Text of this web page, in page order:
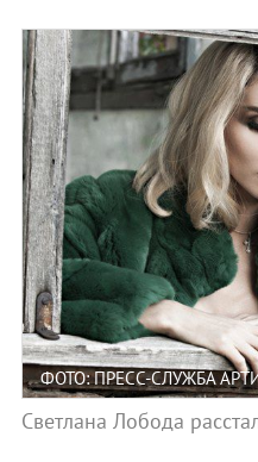
ФОТО: ПРЕСС-СЛУЖБА
Светлана Лобода